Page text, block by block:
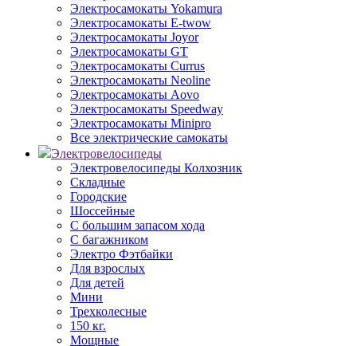
Электросамокаты Yokamura
Электросамокаты E-twow
Электросамокаты Joyor
Электросамокаты GT
Электросамокаты Currus
Электросамокаты Neoline
Электросамокаты Aovo
Электросамокаты Speedway
Электросамокаты Minipro
Все электрические самокаты
Электровелосипеды
Электровелосипеды Колхозник
Складные
Городские
Шоссейные
С большим запасом хода
С багажником
Электро Фэтбайки
Для взрослых
Для детей
Мини
Трехколесные
150 кг.
Мощные